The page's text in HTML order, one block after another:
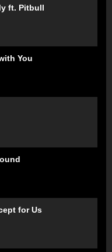
ft. Pitbull
You
for Us